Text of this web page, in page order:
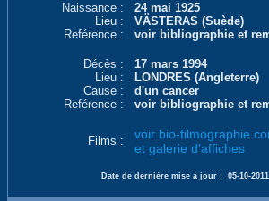
Naissance :
24 mai 1925
Lieu :
VÄSTERAS (Suède)
Reférence :
voir bibliographie et
Décès :
17 mars 1994
Lieu :
LONDRES (Angleterre)
Cause :
d'un cancer
Reférence :
voir bibliographie et
Films :
voir bio-filmographie
et galerie d'affiches
Date de dernière mise à jour : 05-10-2011